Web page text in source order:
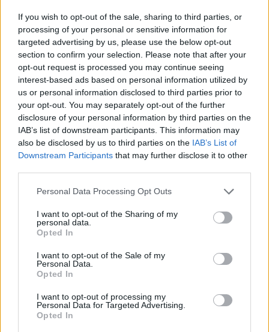
If you wish to opt-out of the sale, sharing to third parties, or
processing of your personal or sensitive information for
targeted advertising by us, please use the below opt-out
section to confirm your selection. Please note that after your
opt-out request is processed you may continue seeing
interest-based ads based on personal information utilized by
us or personal information disclosed to third parties prior to
your opt-out. You may separately opt-out of the further
disclosure of your personal information by third parties on the
IAB’s list of downstream participants. This information may
also be disclosed by us to third parties on the IAB’s List of
Downstream Participants that may further disclose it to other
Personal Data Processing Opt Outs
I want to opt-out of the Sharing of my
personal data.
Opted In
I want to opt-out of the Sale of my
Personal Data.
Opted In
I want to opt-out of processing my
Personal Data for Targeted Advertising.
Opted In
A Felügyelet felszólította a társaságot, hogy a jövőben
mindenkor maradéktalanul tartsa be az ügyfélkövetelések
védelmére vonatkozó jogszabályi előírásokat,
nyilvántartási rendszere teljes mértékben feleljen meg a
jogszabályi rendelkezésnek, valamint hiánytalanul
teljesítse adatszolgáltatási kötelezettségét.
KEDVES OLVASÓNK!
A keresett cikk a portfolio.hu hírarchívumához
tartozik, melynek olvasása előfizetéses
regisztrációhoz kötött.
Az előfizetés a következőket tartalmazza:
Portfolio.hu teljes cikkarchívum
kötéslistái